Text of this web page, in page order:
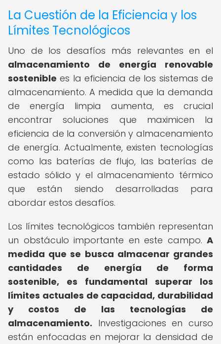
La Cuestión de la Eficiencia y los
Límites Tecnológicos
Uno de los desafíos más relevantes en el
almacenamiento de energía renovable
sostenible es la eficiencia de los sistemas de
almacenamiento. A medida que la demanda
de energía limpia aumenta, es crucial
encontrar soluciones que maximicen la
eficiencia de la conversión y almacenamiento
de energía. Actualmente, existen tecnologías
como las baterías de flujo, las baterías de
estado sólido y el almacenamiento térmico
que están siendo desarrolladas para
abordar estos desafíos.
Los límites tecnológicos también representan
un obstáculo importante en este campo. A
medida que se busca almacenar grandes
cantidades de energía de forma
sostenible, es fundamental superar los
límites actuales de capacidad, durabilidad
y costos de las tecnologías de
almacenamiento. Investigaciones en curso
están enfocadas en mejorar la densidad de